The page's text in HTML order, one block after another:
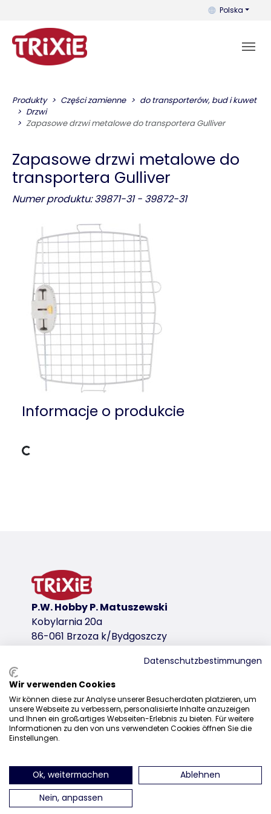
Możesz
Polska
Produkty Części zamienne
do transporterów, bud i kuwet
Drzwi
Zapasowe drzwi metalowe do transportera Gulliver
Zapasowe drzwi metalowe do
transportera Gulliver
Numer produktu: 39871-31 - 39872-31
Informacje o produkcie
Dane ładowania
wariant produktu: unikalny numer
39871
wariant produktu: unikalny numer
39874
wariant produktu: unikalny numer
dla
39873
39872
P.W. Hobby P. Matuszewski
Kobylarnia 20a
86-061 Brzoza k/Bydgoszczy
Dystrybucja
+48 52 381 07 31
kontakt@trixiepolska.pl
znajdź nas na Instagramieznajdź nas na Facebooku
znajdź nas
Datenschutzbestimmungen
Wir verwenden Cookies
Wir können diese zur Analyse unserer Besucherdaten platzieren, um
unsere Webseite zu verbessern, personalisierte Inhalte anzuzeigen
und Ihnen ein großartiges Webseiten-Erlebnis zu bieten. Für weitere
Informationen zu den von uns verwendeten Cookies öffnen Sie die
Einstellungen.
Ok, weitermachen
Ablehnen
Nein, anpassen